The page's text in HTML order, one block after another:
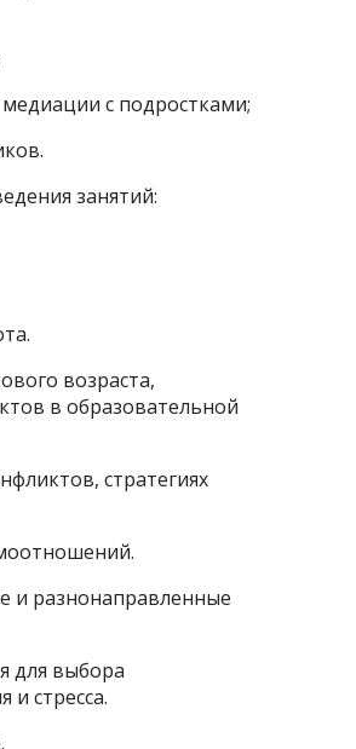
с подростками;
занятий:
возраста,
в образовательной
стратегиях
и разнонаправленные
для выбора
и стресса.